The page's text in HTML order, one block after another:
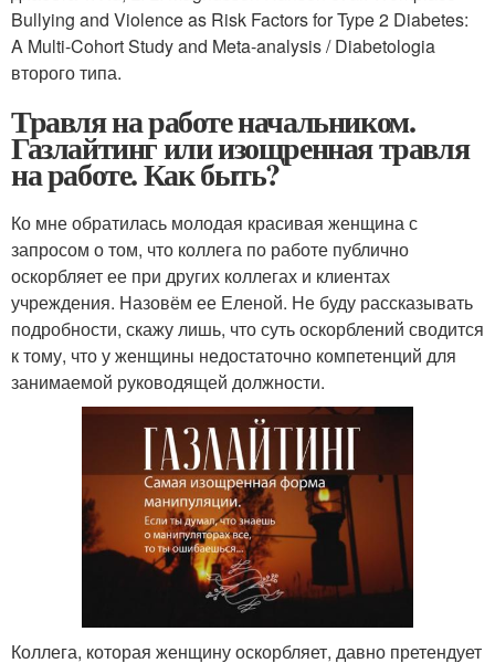
Bullying and Violence as Risk Factors for Type 2 Diabetes:
A Multi-Cohort Study and Meta-analysis / Diabetologia
второго типа.
Травля на работе начальником.
Газлайтинг или изощренная травля
на работе. Как быть?
Ко мне обратилась молодая красивая женщина с
запросом о том, что коллега по работе публично
оскорбляет ее при других коллегах и клиентах
учреждения. Назовём ее Еленой. Не буду рассказывать
подробности, скажу лишь, что суть оскорблений сводится
к тому, что у женщины недостаточно компетенций для
занимаемой руководящей должности.
Коллега, которая женщину оскорбляет, давно претендует